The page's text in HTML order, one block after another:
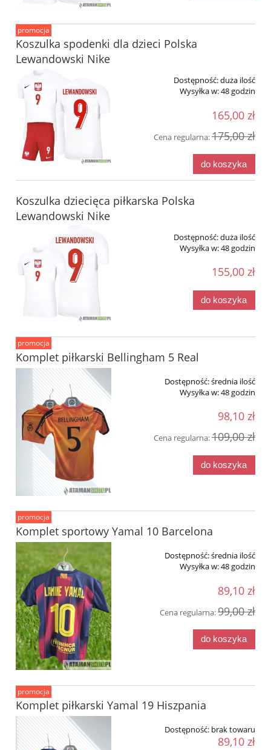
Koszulka spodenki dla dzieci Polska
Lewandowski Nike
Dostępność:duża ilość
Wysyłka w:48 godzin
165,00 zł
Cena regularna:175,00 zł
do koszyka
promocja
Koszulka dziecięca piłkarska Polska
Lewandowski Nike
Dostępność:duża ilość
Wysyłka w:48 godzin
155,00 zł
do koszyka
Komplet piłkarski Bellingham 5 Real
Dostępność:średnia ilość
Wysyłka w:48 godzin
98,10 zł
Cena regularna:109,00 zł
do koszyka
promocja
Komplet sportowy Yamal 10 Barcelona
Dostępność:średnia ilość
Wysyłka w:48 godzin
89,10 zł
Cena regularna:99,00 zł
do koszyka
promocja
Komplet piłkarski Yamal 19 Hiszpania
Dostępność: brak towaru
89,10 zł
promocja